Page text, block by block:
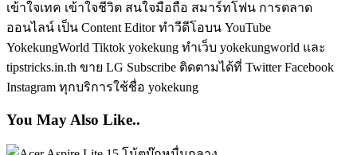
เข้าใจเทค เข้าใจชีวิต สนใจมือถือ สมาร์ทโฟน การตลาด
ออนไลน์ เป็น Content Editor ทำวีดีโอบน YouTube
YokekungWorld Tiktok yokekung ทำเว็บ yokekungworld และ
tipstricks.in.th ขาย LG Subscribe ติดตามได้ที่ Twitter Facebook
Instagram ทุกบริการใช้ชื่อ yokekung
You May Also Like..